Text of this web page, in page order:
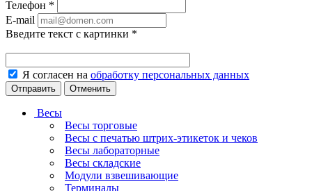
Телефон *
E-mail
Введите текст с картинки *
Я согласен на обработку персональных данных
Отменить
Весы
Весы торговые
Весы с печатью штрих-этикеток и чеков
Весы лабораторные
Весы складские
Модули взвешивающие
Терминалы